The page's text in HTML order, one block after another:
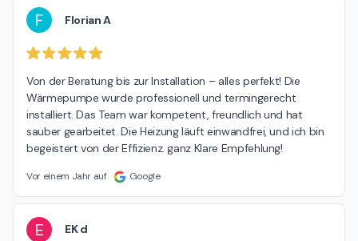
F Florian A
Von der Beratung bis zur Installation – alles perfekt! Die
Wärmepumpe wurde professionell und termingerecht
installiert. Das Team war kompetent, freundlich und hat
sauber gearbeitet. Die Heizung läuft einwandfrei, und ich bin
begeistert von der Effizienz. ganz Klare Empfehlung!
Vor einem Jahr auf Google
E EK d